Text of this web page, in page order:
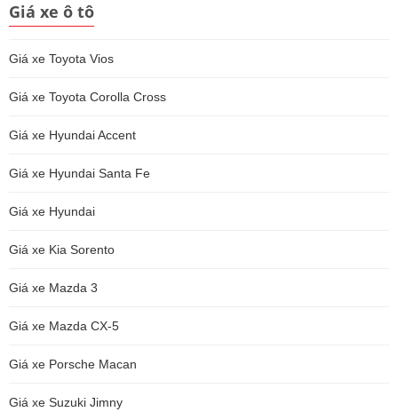
Giá xe ô tô
Giá xe Toyota Vios
Giá xe Toyota Corolla Cross
Giá xe Hyundai Accent
Giá xe Hyundai Santa Fe
Giá xe Hyundai
Giá xe Kia Sorento
Giá xe Mazda 3
Giá xe Mazda CX-5
Giá xe Porsche Macan
Giá xe Suzuki Jimny